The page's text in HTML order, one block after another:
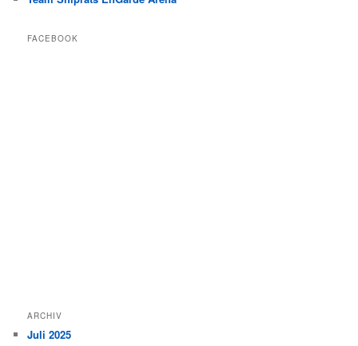
FACEBOOK
ARCHIV
Juli 2025